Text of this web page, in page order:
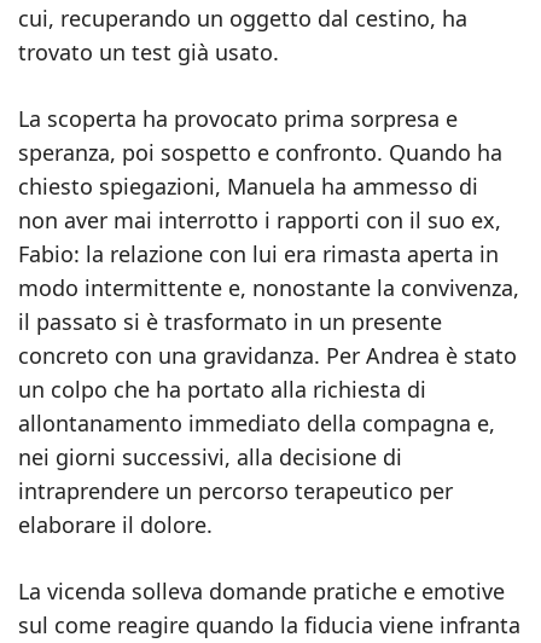
cui, recuperando un oggetto dal cestino, ha
trovato un test già usato.
La scoperta ha provocato prima sorpresa e
speranza, poi sospetto e confronto. Quando ha
chiesto spiegazioni, Manuela ha ammesso di
non aver mai interrotto i rapporti con il suo ex,
Fabio: la relazione con lui era rimasta aperta in
modo intermittente e, nonostante la convivenza,
il passato si è trasformato in un presente
concreto con una gravidanza. Per Andrea è stato
un colpo che ha portato alla richiesta di
allontanamento immediato della compagna e,
nei giorni successivi, alla decisione di
intraprendere un percorso terapeutico per
elaborare il dolore.
La vicenda solleva domande pratiche e emotive
sul come reagire quando la fiducia viene infranta